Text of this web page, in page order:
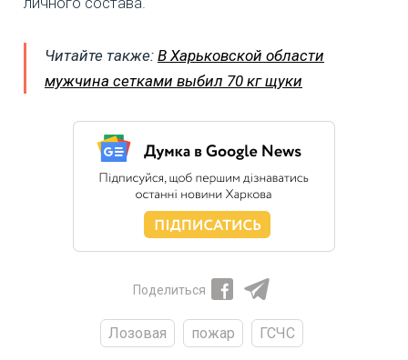
Читайте также: В Харьковской области
мужчина сетками выбил 70 кг щуки
Поделиться
Лозовая пожар ГСЧС